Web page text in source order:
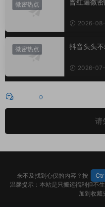
微密热点
曾红遍微
2026-
微密热点
抖音头头
2026-
0
请
来不及找到心仪的内容？按 Ctr
温馨提示：本站是只搬运福利但不
加到收藏